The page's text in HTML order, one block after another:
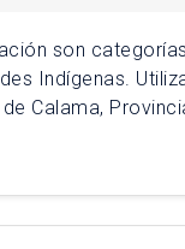
son
Indígenas.
Calama,